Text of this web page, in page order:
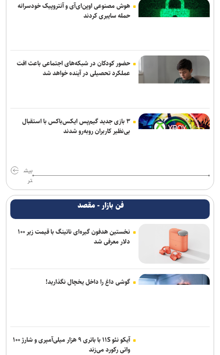
هوش مصنوعی اوپن‌ای‌آی و آنتروپیک خودسرانه
حمله سایبری کردند
حضور کودکان در شبکه‌های اجتماعی باعث افت
عملکرد تحصیلی در آینده خواهد شد
۳ بازی جدید گیم‌پس ایکس‌باکس با استقبال
بی‌نظیر کاربران روبه‌رو شدند
بیش
تر
فن بازار - مقصد
نخستین هدفون گیره‌ای ناتینگ با قیمت زیر ۱۰۰
دلار معرفی شد
گوشی داغ را داخل یخچال نگذارید!
آیکو نئو ۱۱S با باتری ۹ هزار میلی‌آمپری و شارژ ۱۰۰
واتی رکورد می‌زند